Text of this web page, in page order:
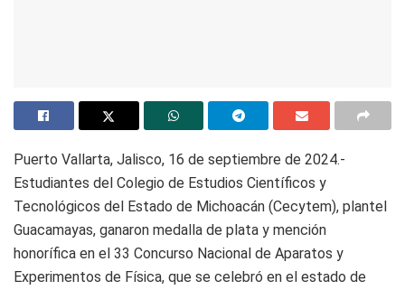
Puerto Vallarta, Jalisco, 16 de septiembre de 2024.-
Estudiantes del Colegio de Estudios Científicos y
Tecnológicos del Estado de Michoacán (Cecytem), plantel
Guacamayas, ganaron medalla de plata y mención
honorífica en el 33 Concurso Nacional de Aparatos y
Experimentos de Física, que se celebró en el estado de